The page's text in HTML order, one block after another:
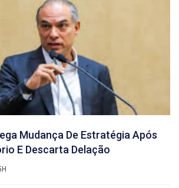
Mudança De Estratégia Após
E Descarta Delação